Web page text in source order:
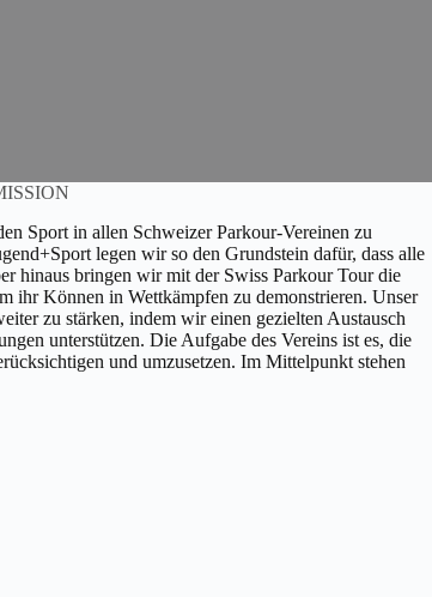
Sport in allen Schweizer Parkour-Vereinen zu
legen wir so den Grundstein dafür, dass alle
hinaus bringen wir mit der Swiss Parkour Tour die
ihr Können in Wettkämpfen zu demonstrieren. Unser
zu stärken, indem wir einen gezielten Austausch
unterstützen. Die Aufgabe des Vereins ist es, die
und umzusetzen. Im Mittelpunkt stehen